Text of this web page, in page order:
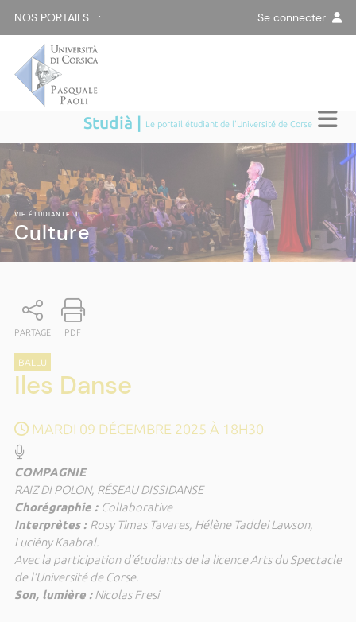
NOS PORTAILS : Se connecter
Studià | Le portail étudiant de l'Université de Corse
VIE ÉTUDIANTE|
Culture
PARTAGE PDF
BALLU
Iles Danse
MARDI 09 DÉCEMBRE 2025 À 18H30
COMPAGNIE
RAIZ DI POLON, RÉSEAU DISSIDANSE
Chorégraphie : Collaborative
Interprètes : Rosy Timas Tavares, Hélène Taddei Lawson,
Luciény Kaabral.
Avec la participation d’étudiants de la licence Arts du Spectacle
de l’Université de Corse.
Son, lumière :Nicolas Fresi